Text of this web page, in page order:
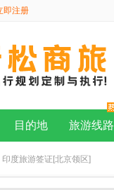
即注册
目的地 旅游线路
印度旅游签证[北京领区]